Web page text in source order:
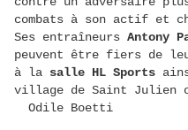
combats à son actif et
Ses entraîneurs Antony
peuvent être fiers de
à la salle HL Sports
village de Saint
Odile Boetti